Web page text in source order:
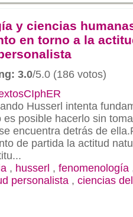
y ciencias
en torno a la
3.0/5.0 (186 votos)
Husserl intenta
es posible hacerlo sin
encuentra detrás de
de partida la actitud
, husserl , fenomenología
personalista , ciencias